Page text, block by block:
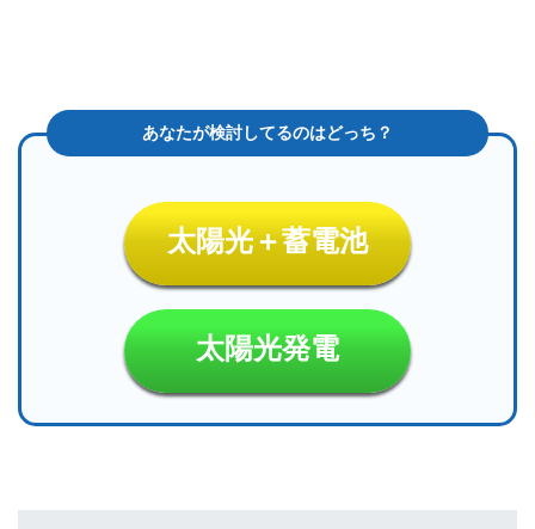
太陽光＋蓄電池
太陽光発電